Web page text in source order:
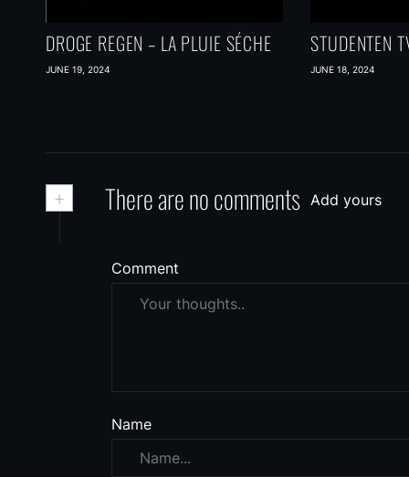
DROGE REGEN – LA PLUIE SÉCHE
JUNE 19, 2024
STUDENTEN
JUNE 18, 2024
+ There are no comments Add yours
Comment
Name